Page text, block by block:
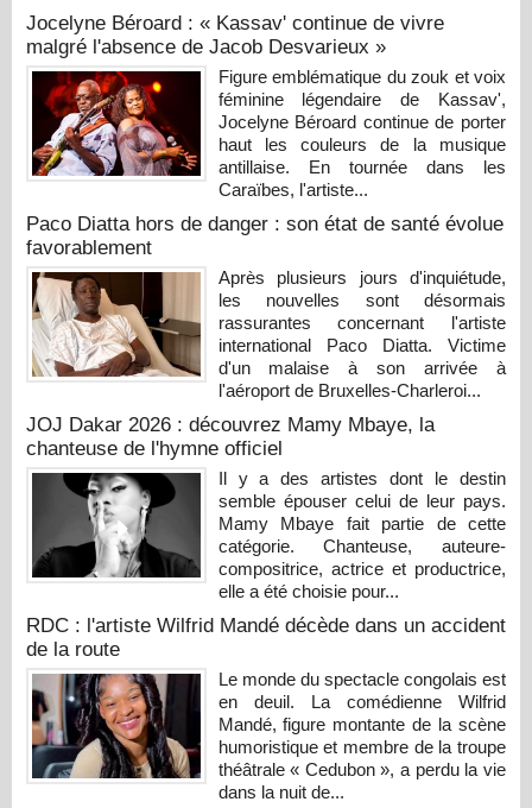
Jocelyne Béroard : « Kassav' continue de vivre
malgré l'absence de Jacob Desvarieux »
Figure emblématique du zouk et voix
féminine légendaire de Kassav',
Jocelyne Béroard continue de porter
haut les couleurs de la musique
antillaise. En tournée dans les
Caraïbes, l'artiste...
Paco Diatta hors de danger : son état de santé évolue
favorablement
Après plusieurs jours d'inquiétude,
les nouvelles sont désormais
rassurantes concernant l'artiste
international Paco Diatta. Victime
d'un malaise à son arrivée à
l'aéroport de Bruxelles-Charleroi...
JOJ Dakar 2026 : découvrez Mamy Mbaye, la
chanteuse de l'hymne officiel
Il y a des artistes dont le destin
semble épouser celui de leur pays.
Mamy Mbaye fait partie de cette
catégorie. Chanteuse, auteure-
compositrice, actrice et productrice,
elle a été choisie pour...
RDC : l'artiste Wilfrid Mandé décède dans un accident
de la route
Le monde du spectacle congolais est
en deuil. La comédienne Wilfrid
Mandé, figure montante de la scène
humoristique et membre de la troupe
théâtrale « Cedubon », a perdu la vie
dans la nuit de...